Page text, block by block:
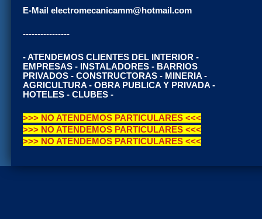
E-Mail electromecanicamm@hotmail.com
----------------
- ATENDEMOS CLIENTES DEL INTERIOR -
EMPRESAS - INSTALADORES - BARRIOS
PRIVADOS - CONSTRUCTORAS - MINERIA -
AGRICULTURA - OBRA PUBLICA Y PRIVADA -
HOTELES - CLUBES -
>>> NO ATENDEMOS PARTICULARES <<<
>>> NO ATENDEMOS PARTICULARES <<<
>>> NO ATENDEMOS PARTICULARES <<<